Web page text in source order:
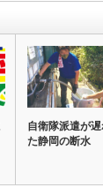
自衛隊派遣が
た静岡の断水